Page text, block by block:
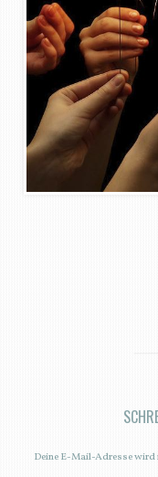
Deine E-Mail-Adresse